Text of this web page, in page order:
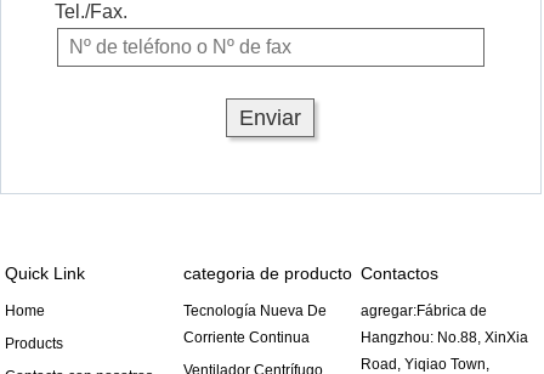
Tel./Fax.
Quick Link
Home
Products
categoria de producto
Tecnología Nueva De
Corriente Continua
Ventilador Centrífugo
Contactos
agregar:Fábrica de
Hangzhou: No.88, XinXia
Road, Yiqiao Town,